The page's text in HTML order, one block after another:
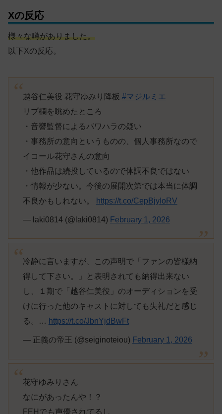
Xの反応
様々な噂がありました。
以下Xの反応。
越谷仁美役 花守ゆみり降板 #マジルミエ
リプ欄を眺めたところ
・音響監督によるパワハラの疑い
・事務所の意向というものの、個人事務所なので
イコール花守さんの意向
・他作品は続投しているので体調不良ではない
・情報が少ない。今後の展開次第では本当に体調
不良かもしれない。
https://t.co/CepBjyIoRV
— laki0814 (@laki0814) February 1, 2026
冷静に言いますが、この声明で「ファンの皆様納
得して下さい。」と表明されても納得出来ない
し、１期で「越谷仁美役」のオーディションを受
けに行った他のキャストに対しても失礼だと感じ
る。… https://t.co/JbnYjdBwFt
— 正義の帝王 (@seiginoteiou) February 1, 2026
花守ゆみりさん
なにがあったんや！？
FEHでも声優されてるし